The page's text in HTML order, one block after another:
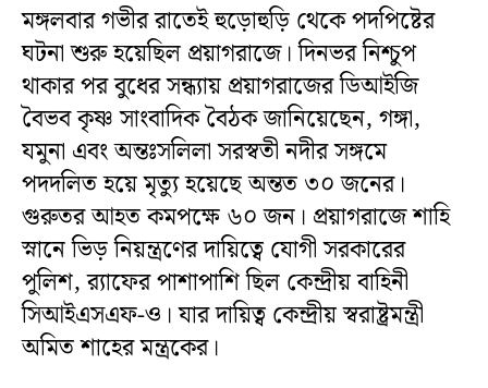
মঙ্গলবার গভীর রাতেই হুড়োহুড়ি থেকে পদপিষ্টের
ঘটনা শুরু হয়েছিল প্রয়াগরাজে। দিনভর নিশ্চুপ
থাকার পর বুধের সন্ধ্যায় প্রয়াগরাজের ডিআইজি
বৈভব কৃষ্ণ সাংবাদিক বৈঠক জানিয়েছেন, গঙ্গা,
যমুনা এবং অন্তঃসলিলা সরস্বতী নদীর সঙ্গমে
পদদলিত হয়ে মৃত্যু হয়েছে অন্তত ৩০ জনের।
গুরুতর আহত কমপক্ষে ৬০ জন। প্রয়াগরাজে শাহি
স্নানে ভিড় নিয়ন্ত্রণের দায়িত্বে যোগী সরকারের
পুলিশ, র‌্যাফের পাশাপাশি ছিল কেন্দ্রীয় বাহিনী
সিআইএসএফ-ও। যার দায়িত্ব কেন্দ্রীয় স্বরাষ্ট্রমন্ত্রী
অমিত শাহের মন্ত্রকের।